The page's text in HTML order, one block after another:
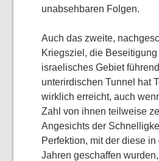
unabsehbaren Folgen.
Auch das zweite,
Kriegsziel, die
israelisches Gebiet
unterirdischen Tunnel hat
wirklich erreicht, auch
Zahl von ihnen teilweise
Angesichts der
Perfektion, mit der diese in
Jahren geschaffen